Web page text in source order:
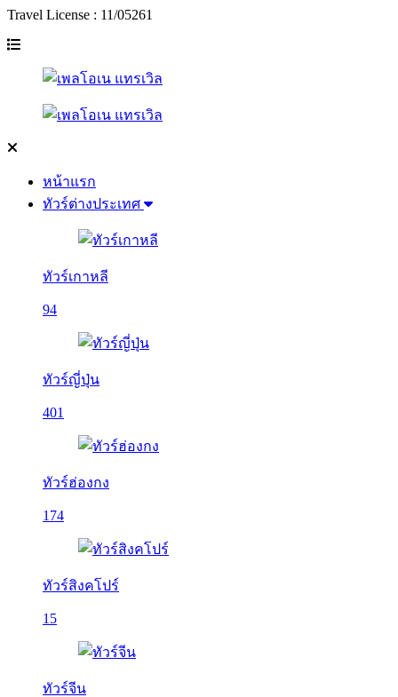
Travel License : 11/05261
หน้าแรก
ทัวร์ต่างประเทศ
ทัวร์เกาหลี
94
ทัวร์ญี่ปุ่น
401
ทัวร์ฮ่องกง
174
ทัวร์สิงคโปร์
15
ทัวร์จีน